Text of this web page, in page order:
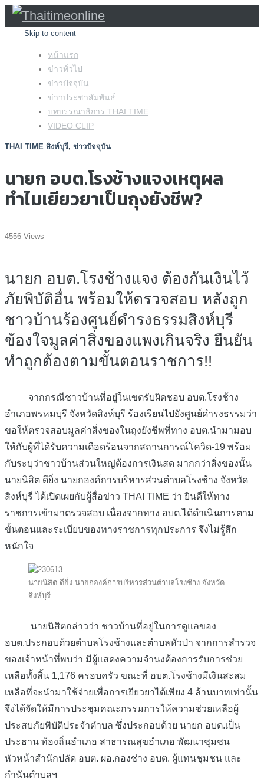
Skip to content
หน้าแรก
ข่าวทั่วไป
ข่าวปัจจุบัน
ข่าวประชาสัมพันธ์
บทบรรณาธิการ THAI TIME
VIDEO CLIP
THAI TIME สิงห์บุรี, ข่าวปัจจุบัน
นายก อบต.โรงช้างแจงเหตุผล
ทำไมเยียวยาเป็นถุงยังชีพ?
4556 Views
นายก อบต.โรงช้างแจง ต้องกันเงินไว้
ภัยพิบัติอื่น พร้อมให้ตรวจสอบ หลังถูก
ชาวบ้านร้องศูนย์ดำรงธรรมสิงห์บุรี
ข้องใจมูลค่าสิ่งของแพงเกินจริง ยืนยัน
ทำถูกต้องตามขั้นตอนราชการ!!
จากกรณีชาวบ้านที่อยู่ในเขตรับผิดชอบ อบต.โรงช้าง
อำเภอพรหมบุรี จังหวัดสิงห์บุรี ร้องเรียนไปยังศูนย์ดำรงธรรมว่า
ขอให้ตรวจสอบมูลค่าสิ่งของในถุงยังชีพที่ทาง อบต.นำมามอบ
ให้กับผู้ที่ได้รับความเดือดร้อนจากสถานการณ์โควิด-19 พร้อม
กับระบุว่าชาวบ้านส่วนใหญ่ต้องการเงินสด มากกว่าสิ่งของนั้น
นายนิสิต ดียิ่ง นายกองค์การบริหารส่วนตำบลโรงช้าง จังหวัด
สิงห์บุรี ได้เปิดเผยกับผู้สื่อข่าว THAI TIME ว่า ยินดีให้ทาง
ราชการเข้ามาตรวจสอบ เนื่องจากทาง อบต.ได้ดำเนินการตาม
ขั้นตอนและระเบียบของทางราชการทุกประการ จึงไม่รู้สึก
หนักใจ
นายนิสิต ดียิ่ง นายกองค์การบริหารส่วนตำบลโรงช้าง จังหวัด
สิงห์บุรี
นายนิสิตกล่าวว่า ชาวบ้านที่อยู่ในการดูแลของ
อบต.ประกอบด้วยตำบลโรงช้างและตำบลหัวป่า จากการสำรวจ
ของเจ้าหน้าที่พบว่า มีผู้แสดงความจำนงต้องการรับการช่วย
เหลือทั้งสิ้น 1,176 ครอบครัว ขณะที่ อบต.โรงช้างมีเงินสะสม
เหลือที่จะนำมาใช้จ่ายเพื่อการเยียวยาได้เพียง 4 ล้านบาทเท่านั้น
จึงได้จัดให้มีการประชุมคณะกรรมการให้ความช่วยเหลือผู้
ประสบภัยพิบัติประจำตำบล ซึ่งประกอบด้วย นายก อบต.เป็น
ประธาน ท้องถิ่นอำเภอ สาธารณสุขอำเภอ พัฒนาชุมชน
หัวหน้าสำนักปลัด อบต. ผอ.กองช่าง อบต. ผู้แทนชุมชน และ
กำนันตำบลฯ